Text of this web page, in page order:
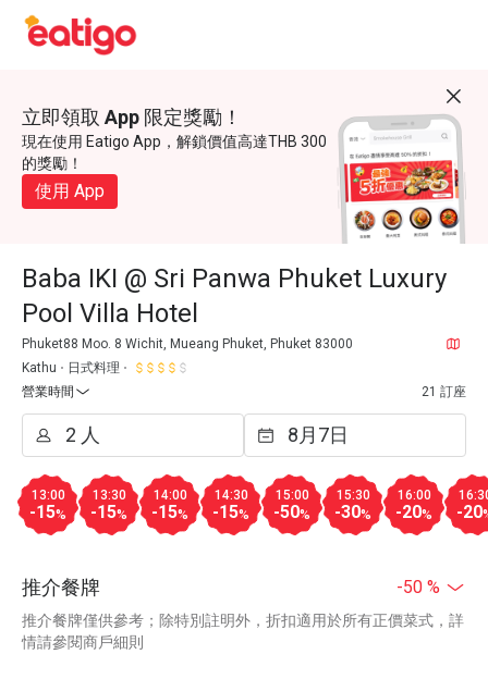
立即領取 App 限定獎勵！
現在使用 Eatigo App，解鎖價值高達THB 300
的獎勵！
使用 App
Baba IKI @ Sri Panwa Phuket Luxury
Pool Villa Hotel
Phuket88 Moo. 8 Wichit, Mueang Phuket, Phuket 83000
Kathu
日式料理
營業時間
21 訂座
13:00
-15%
13:30
-15%
14:00
-15%
14:30
-15%
15:00
-50%
15:30
-30%
16:00
-20% -20
推介餐牌 -50 %
推介餐牌僅供參考；除特別註明外，折扣適用於所有正價菜式，詳
情請參閱商戶細則